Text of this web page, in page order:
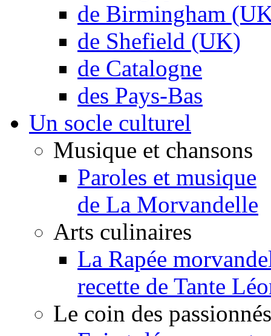
de Birmingham
de Shefield (UK)
de Catalogne
des Pays-Bas
Un socle culturel
Musique et chansons
Paroles et musique
de La Morvandelle
Arts culinaires
La Rapée
recette de Tante
Le coin des passionnés